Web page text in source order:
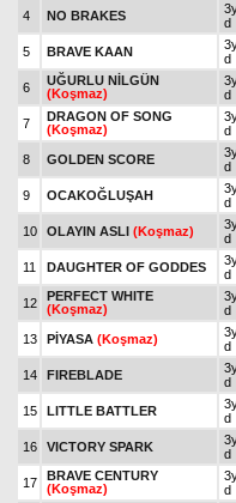
4 NO BRAKES
d
5 BRAVE KAAN
d
6
UĞURLU NİLGÜN
(Koşmaz)
d
7
DRAGON OF SONG
(Koşmaz)
d
8 GOLDEN SCORE
d
9 OCAKOĞLUŞAH
d
10 OLAYIN ASLI (Koşmaz)
d
11 DAUGHTER OF GODDES
d
12
PERFECT WHITE
(Koşmaz)
d
13 PİYASA (Koşmaz)
d
14 FIREBLADE
d
15 LITTLE BATTLER
d
16 VICTORY SPARK
d
17
BRAVE CENTURY
(Koşmaz)
d